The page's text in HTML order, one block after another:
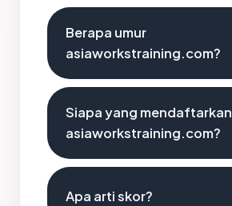
Berapa umur
asiaworkstraining.com?
Siapa yang mendaftarkan
asiaworkstraining.com?
Apa arti skor?